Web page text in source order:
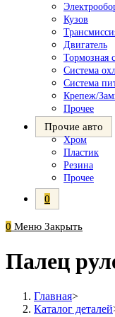
Кузов
Двигатель
Тормозная
Система
Система
Крепеж/
Прочее
Прочие авто
Хром
Пластик
Резина
Прочее
0
0 Меню Закрыть
Палец
Главная>
Каталог деталей